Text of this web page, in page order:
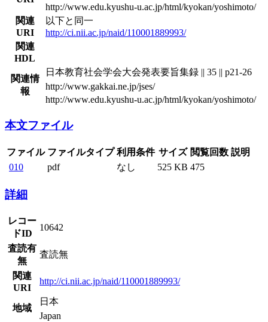
http://www.edu.kyushu-u.ac.jp/html/kyokan/yoshimoto/
関連
URI
以下と同一
http://ci.nii.ac.jp/naid/110001889993/
関連
HDL
関連情
報
日本教育社会学会大会発表要旨集録 || 35 || p21-26
http://www.gakkai.ne.jp/jses/
http://www.edu.kyushu-u.ac.jp/html/kyokan/yoshimoto/
本文ファイル
ファイル ファイルタイプ 利用条件 サイズ 閲覧回数 説明
010
pdf なし 525 KB 475
詳細
レコー
ドID
10642
査読有
無
査読無
関連
URI
http://ci.nii.ac.jp/naid/110001889993/
地域
日本
Japan